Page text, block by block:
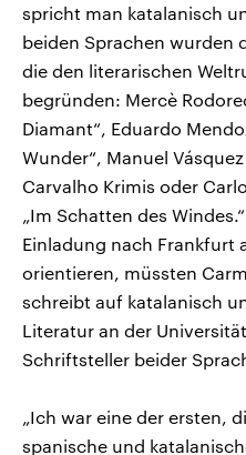
spricht man katalanisch
beiden Sprachen wurden
die den literarischen
begründen: Mercè
Diamant“, Eduardo
Wunder“, Manuel
Carvalho Krimis oder
„Im Schatten des
Einladung nach Frankfurt
orientieren, müssten
schreibt auf katalanisch
Literatur an der
Schriftsteller beider
„Ich war eine der ersten,
spanische und